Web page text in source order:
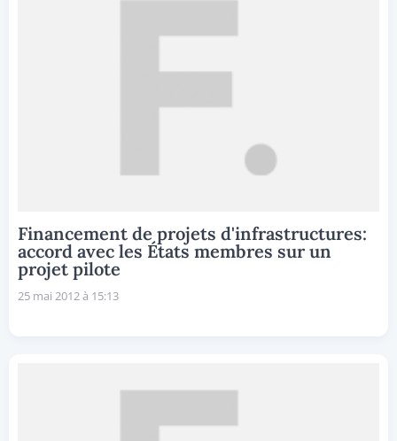
Financement de projets d'infrastructures:
accord avec les États membres sur un
projet pilote
25 mai 2012 à 15:13